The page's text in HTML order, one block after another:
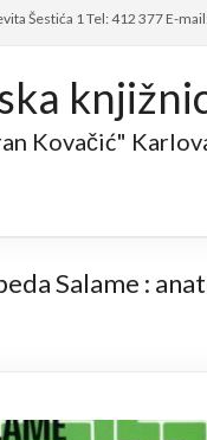
Šestića 1 Tel: 412 377 E-
Kovačić"
Salame :